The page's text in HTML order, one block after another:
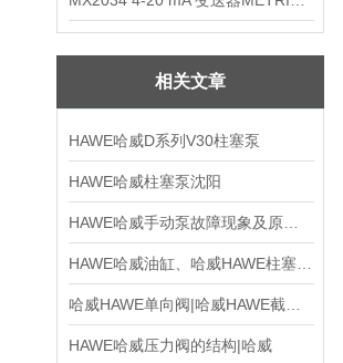
相关文章
HAWE哈威D系列V30柱塞泵
HAWE哈威柱塞泵沈阳
HAWE哈威压力阀的结构|哈威